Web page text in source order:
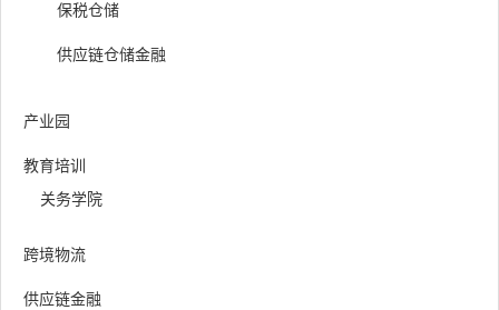
保税仓储
供应链仓储金融
产业园
教育培训
关务学院
跨境物流
供应链金融